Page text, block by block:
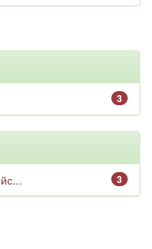
3
3